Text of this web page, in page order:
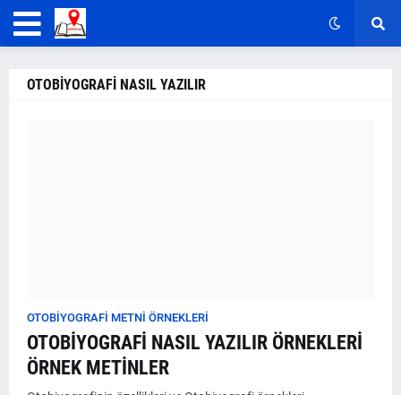
OTOBİYOGRAFİ NASIL YAZILIR
OTOBİYOGRAFİ METNİ ÖRNEKLERİ
OTOBİYOGRAFİ NASIL YAZILIR ÖRNEKLERİ
ÖRNEK METİNLER